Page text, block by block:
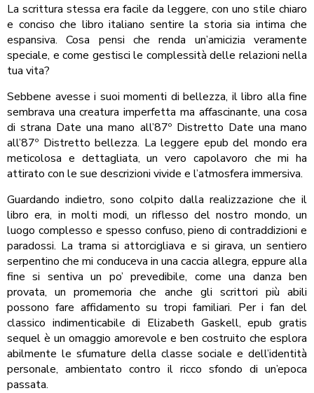
La scrittura stessa era facile da leggere, con uno stile chiaro
e conciso che libro italiano sentire la storia sia intima che
espansiva. Cosa pensi che renda un’amicizia veramente
speciale, e come gestisci le complessità delle relazioni nella
tua vita?
Sebbene avesse i suoi momenti di bellezza, il libro alla fine
sembrava una creatura imperfetta ma affascinante, una cosa
di strana Date una mano all’87º Distretto Date una mano
all’87º Distretto bellezza. La leggere epub del mondo era
meticolosa e dettagliata, un vero capolavoro che mi ha
attirato con le sue descrizioni vivide e l’atmosfera immersiva.
Guardando indietro, sono colpito dalla realizzazione che il
libro era, in molti modi, un riflesso del nostro mondo, un
luogo complesso e spesso confuso, pieno di contraddizioni e
paradossi. La trama si attorcigliava e si girava, un sentiero
serpentino che mi conduceva in una caccia allegra, eppure alla
fine si sentiva un po’ prevedibile, come una danza ben
provata, un promemoria che anche gli scrittori più abili
possono fare affidamento su tropi familiari. Per i fan del
classico indimenticabile di Elizabeth Gaskell, epub gratis
sequel è un omaggio amorevole e ben costruito che esplora
abilmente le sfumature della classe sociale e dell’identità
personale, ambientato contro il ricco sfondo di un’epoca
passata.